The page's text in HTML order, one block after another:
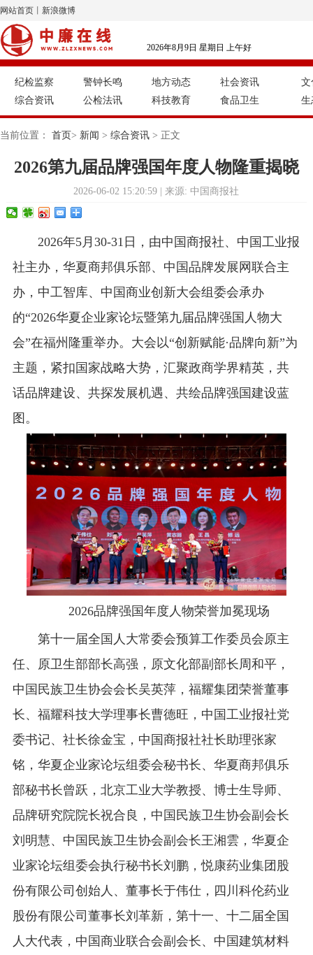
网站首页 新浪微博
2026年8月9日 星期日 上午好
纪检监察 警钟长鸣 地方动态
社会资讯
综合资讯
公检法讯 科技教育 食品卫生
文
生
当前位置： 首页> 新闻 > 综合资讯 > 正文
2026第九届品牌强国年度人物隆重揭晓
2026-06-02 15:20:59 | 来源: 中国商报社
2026年5月30-31日，由中国商报社、中国工业报
社主办，华夏商邦俱乐部、中国品牌发展网联合主
办，中工智库、中国商业创新大会组委会承办
的“2026华夏企业家论坛暨第九届品牌强国人物大
会”在福州隆重举办。大会以“创新赋能·品牌向新”为
主题，紧扣国家战略大势，汇聚政商学界精英，共
话品牌建设、共探发展机遇、共绘品牌强国建设蓝
图。
2026品牌强国年度人物荣誉加冕现场
第十一届全国人大常委会预算工作委员会原主
任、原卫生部部长高强，原文化部副部长周和平，
中国民族卫生协会会长吴英萍，福耀集团荣誉董事
长、福耀科技大学理事长曹德旺，中国工业报社党
委书记、社长徐金宝，中国商报社社长助理张家
铭，华夏企业家论坛组委会秘书长、华夏商邦俱乐
部秘书长曾跃，北京工业大学教授、博士生导师、
品牌研究院院长祝合良，中国民族卫生协会副会长
刘明慧、中国民族卫生协会副会长王湘雲，华夏企
业家论坛组委会执行秘书长刘鹏，悦康药业集团股
份有限公司创始人、董事长于伟仕，四川科伦药业
股份有限公司董事长刘革新，第十一、十二届全国
人大代表，中国商业联合会副会长、中国建筑材料